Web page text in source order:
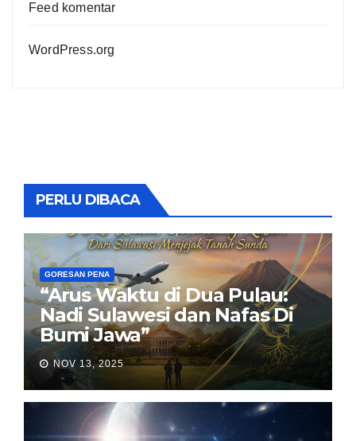
Feed komentar
WordPress.org
PERLU DIBACA
GORESAN PENA
“Arus Waktu di Dua Pulau:
Nadi Sulawesi dan Nafas Di
Bumi Jawa”
NOV 13, 2025